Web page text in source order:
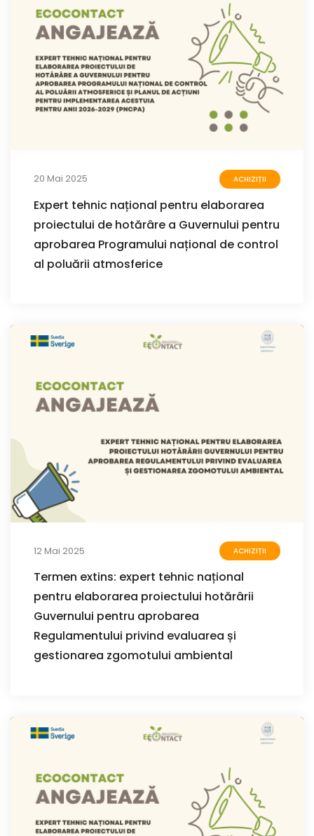
20 Mai 2025 ACHIZIȚII
Expert tehnic național pentru elaborarea
proiectului de hotărâre a Guvernului pentru
aprobarea Programului național de control
al poluării atmosferice
12 Mai 2025 ACHIZIȚII
Termen extins: expert tehnic național
pentru elaborarea proiectului hotărârii
Guvernului pentru aprobarea
Regulamentului privind evaluarea și
gestionarea zgomotului ambiental